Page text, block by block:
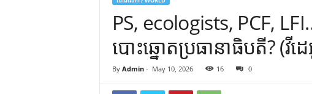
PS, ecologists, PCF, LFI…
បោះឆ្នោតប្រធានាធិបតី? (វីដ
By Admin- May 10, 2026 16 0